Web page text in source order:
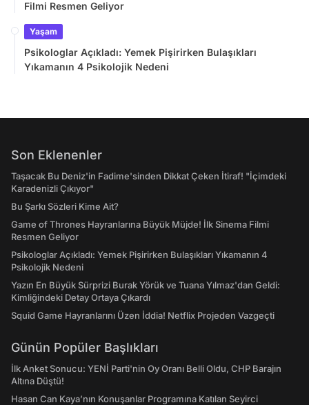
Filmi Resmen Geliyor
Yaşam
Psikologlar Açıkladı: Yemek Pişirirken Bulaşıkları
Yıkamanın 4 Psikolojik Nedeni
Son Eklenenler
Taşacak Bu Deniz'in Fadime'sinden Dikkat Çeken İtiraf! "İçimdeki
Karadenizli Çıkıyor"
Bu Şarkı Sözleri Kime Ait?
Game of Thrones Hayranlarına Büyük Müjde! İlk Sinema Filmi
Resmen Geliyor
Psikologlar Açıkladı: Yemek Pişirirken Bulaşıkları Yıkamanın 4
Psikolojik Nedeni
Yazın En Büyük Sürprizi Burak Yörük ve Tuana Yılmaz'dan Geldi:
Kimliğindeki Detay Ortaya Çıkardı
Squid Game Hayranlarını Üzen İddia! Netflix Projeden Vazgeçti
Günün Popüler Başlıkları
İlk Anket Sonucu: YENİ Parti'nin Oy Oranı Belli Oldu, CHP Barajın
Altına Düştü!
Hasan Can Kaya’nın Konuşanlar Programına Katılan Seyirci